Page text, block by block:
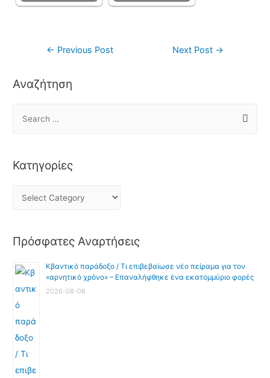
← Previous Post Next Post →
Αναζήτηση
Κατηγορίες
Πρόσφατες Αναρτήσεις
Κβαντικό παράδοξο / Τι επιβεβαίωσε νέο πείραμα για τον
«αρνητικό χρόνο» – Επαναλήφθηκε ένα εκατομμύριο φορές
2026-08-08